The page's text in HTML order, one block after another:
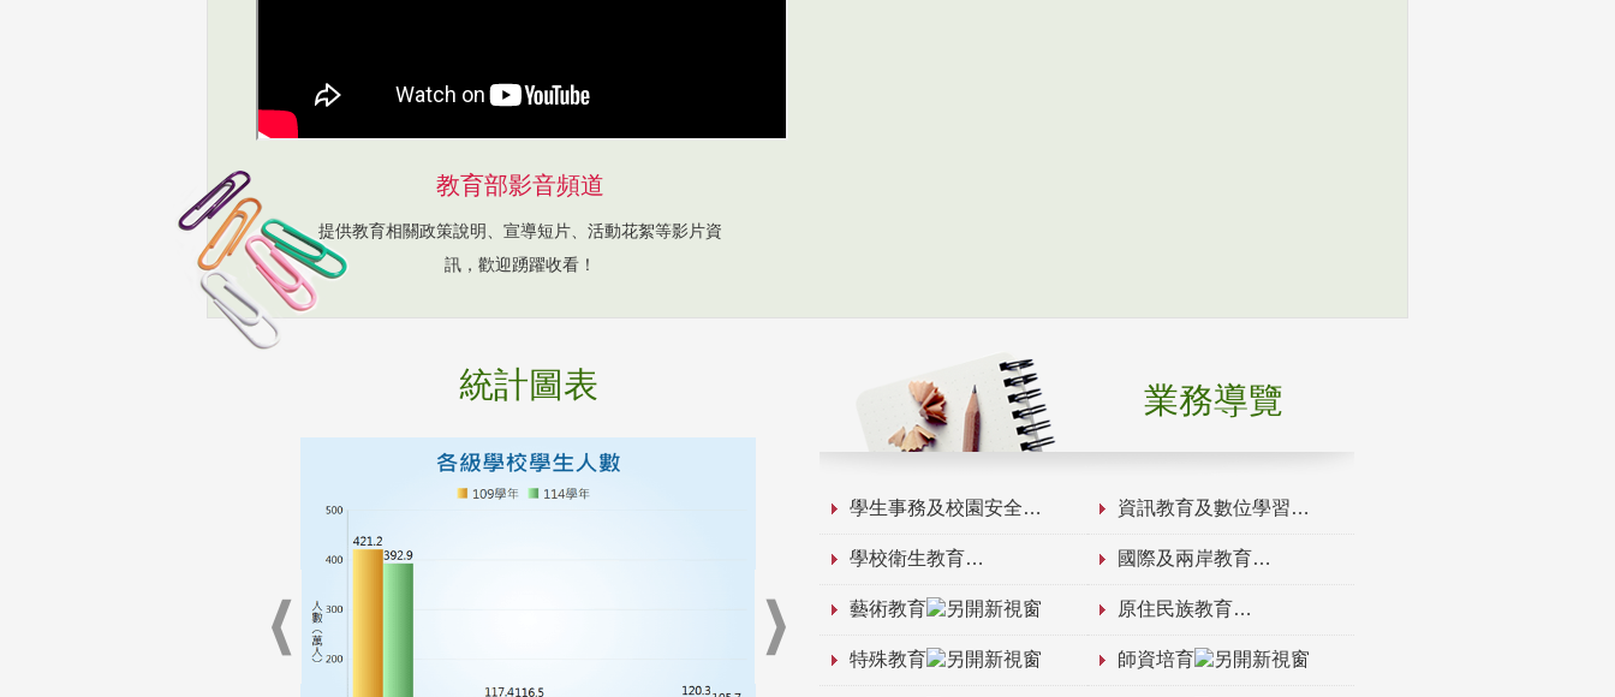
教育部影音頻道
提供教育相關政策說明、宣導短片、活動花絮等影片資
訊，歡迎踴躍收看！
統計圖表 業務導覽
學生事務及校園安全 資訊教育及數位學習
學校衛生教育 國際及兩岸教育
藝術教育 原住民族教育
特殊教育 師資培育